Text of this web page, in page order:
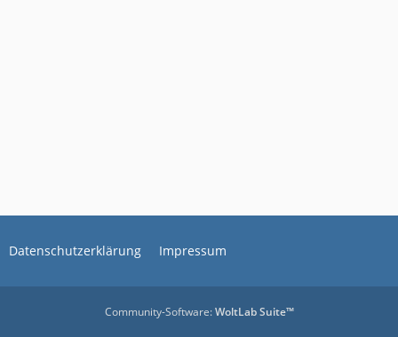
Datenschutzerklärung Impressum
Community-Software:WoltLab Suite™